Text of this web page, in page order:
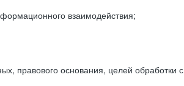
взаимодействия;
правового основания, целей обработки